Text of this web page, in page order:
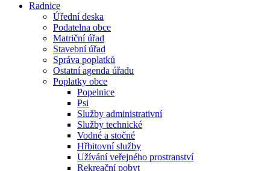
Radnice
Úřední deska
Podatelna obce
Matriční úřad
Stavební úřad
Správa poplatků
Ostatní agenda úřadu
Poplatky obce
Popelnice
Psi
Služby administrativní
Služby technické
Vodné a stočné
Hřbitovní služby
Užívání veřejného prostranství
Rekreační pobyt